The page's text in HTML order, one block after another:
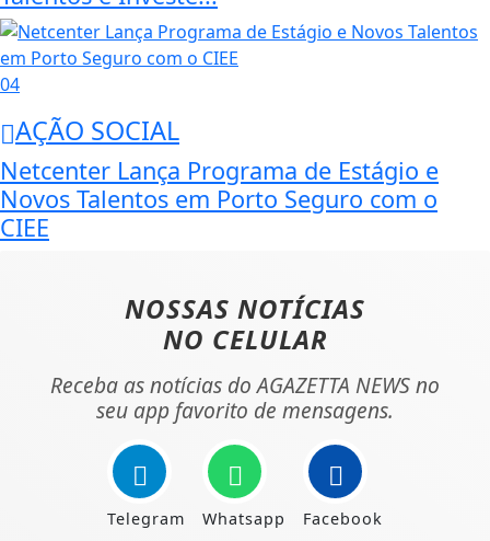
04
AÇÃO SOCIAL
Netcenter Lança Programa de Estágio e
Novos Talentos em Porto Seguro com o
CIEE
NOSSAS NOTÍCIAS
NO CELULAR
Receba as notícias do AGAZETTA NEWS no
seu app favorito de mensagens.
Telegram Whatsapp Facebook